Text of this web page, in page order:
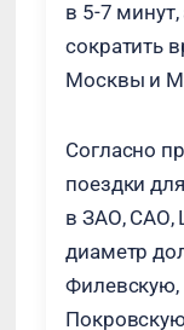
в 5-7 минут,
сократить
Москвы и
Согласно
поездки
в ЗАО, САО,
диаметр
Филевскую,